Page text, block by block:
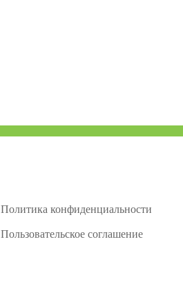
Политика конфиденциальности
Пользовательское соглашение